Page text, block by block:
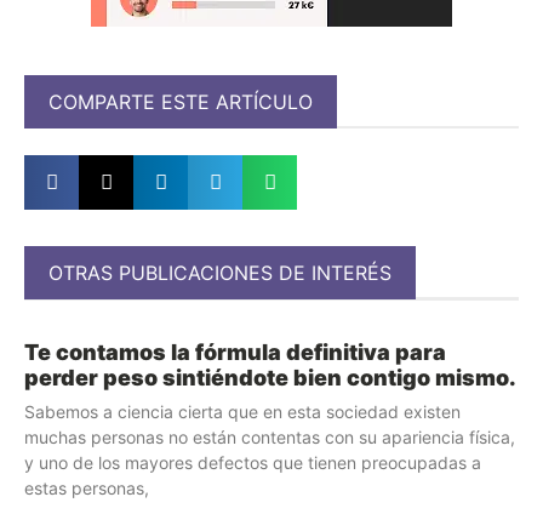
COMPARTE ESTE ARTÍCULO
OTRAS PUBLICACIONES DE INTERÉS
Te contamos la fórmula definitiva para
perder peso sintiéndote bien contigo mismo.
Sabemos a ciencia cierta que en esta sociedad existen
muchas personas no están contentas con su apariencia física,
y uno de los mayores defectos que tienen preocupadas a
estas personas,